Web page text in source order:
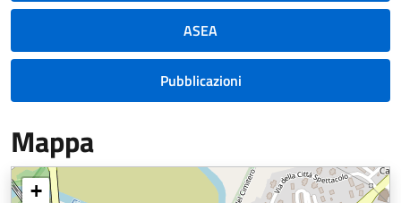
ASEA
Pubblicazioni
Mappa
+